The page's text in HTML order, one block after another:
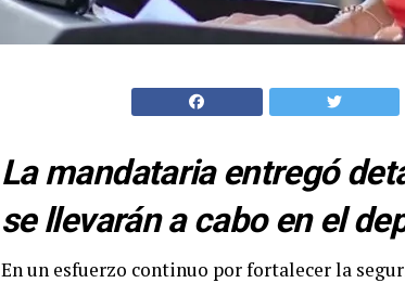
La mandataria entregó
se llevarán a cabo en el
En un esfuerzo continuo por fortalecer la